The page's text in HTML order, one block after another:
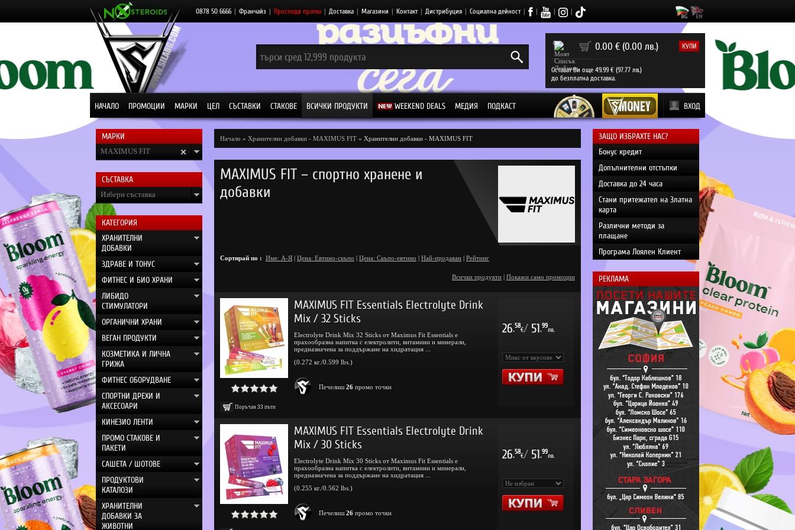
0878 50 6666 | Франчайз | Проследи пратка | Доставка | Магазини | Контакт | Дистрибуция | Социална дейност | | | |
0 0.00 € (0.00 лв.) КУПИ
Остават Ви още 49.99 € (97.77 лв.)
до безплатна доставка.
НАЧАЛО ПРОМОЦИИ МАРКИ ЦЕЛ СЪСТАВКИ СТАКОВЕ ВСИЧКИ ПРОДУКТИ WEEKEND DEALS МЕДИЯ ПОДКАСТ ВХОД
МАРКИ
MAXIMUS FIT
СЪСТАВКА
Избери съставка
КАТЕГОРИЯ
ХРАНИТЕЛНИ
ДОБАВКИ
ЗДРАВЕ И ТОНУС
ФИТНЕС И БИО ХРАНИ
ЛИБИДО
СТИМУЛАТОРИ
ОРГАНИЧНИ ХРАНИ
ВЕГАН ПРОДУКТИ
КОЗМЕТИКА И ЛИЧНА
ГРИЖА
ФИТНЕС ОБОРУДВАНЕ
СПОРТНИ ДРЕХИ И
АКСЕСОАРИ
КИНЕЗИО ЛЕНТИ
ПРОМО СТАКОВЕ И
ПАКЕТИ
САШЕТА / ШОТОВЕ
ПРОДУКТОВИ
КАТАЛОЗИ
ХРАНИТЕЛНИ
ДОБАВКИ ЗА
ЖИВОТНИ
Начало » Хранителни добавки - MAXIMUS FIT » Хранителни добавки - MAXIMUS FIT
MAXIMUS FIT – спортно хранене и
добавки
Сортирай по : Име: А-Я | Цена: Евтино-скъпо | Цена: Скъпо-евтино | Най-продаван | Рейтинг
Всички продукти | Покажи само промоции
Поръчан 33 пъти
MAXIMUS FIT Essentials Electrolyte Drink
Mix / 32 Sticks
Electrolyte Drink Mix 32 Sticks от Maximus Fit Essentials е
прахообразна напитка с електролити, витамини и минерали,
предназначена за поддържане на хидратация ...
(0.272 кг./0.599 lbs.)
Печелиш 26 промо точки
26.58
€/ 51.99
лв.
MAXIMUS FIT Essentials Electrolyte Drink
Mix / 30 Sticks
Electrolyte Drink Mix 30 Sticks от Maximus Fit Essentials е
прахообразна напитка с електролити, витамини и минерали,
предназначена за поддържане на хидратация ...
(0.255 кг./0.562 lbs.)
Печелиш 26 промо точки
26.58
€/ 51.99
лв.
ЗАЩО ИЗБРАХТЕ НАС?
Бонус кредит
Допълнителни отстъпки
Доставка до 24 часа
Стани притежател на Златна
карта
Различни методи за
плащане
Програма Лоялен Клиент
РЕКЛАМА